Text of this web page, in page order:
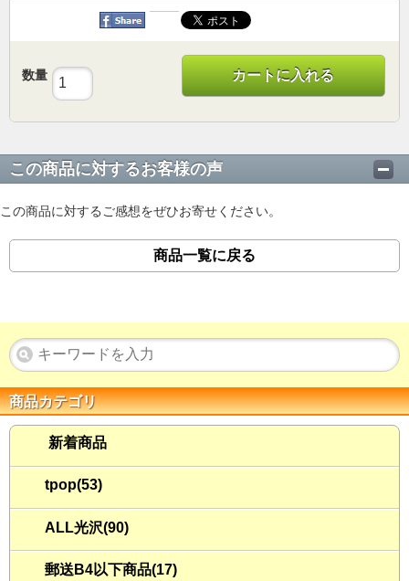
数量 カートに入れる
この商品に対するお客様の声
この商品に対するご感想をぜひお寄せください。
商品一覧に戻る
商品カテゴリ
新着商品
tpop(53)
ALL光沢(90)
郵送B4以下商品(17)